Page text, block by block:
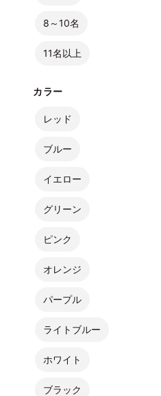
8～10名
11名以上
カラー
レッド
ブルー
イエロー
グリーン
ピンク
オレンジ
パープル
ライトブルー
ホワイト
ブラック